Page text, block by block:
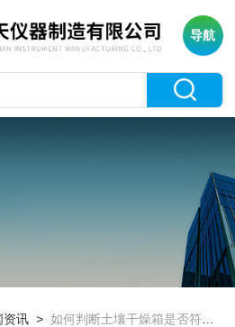
导航
资讯 >如何判断土壤干燥箱是否符合实验要求